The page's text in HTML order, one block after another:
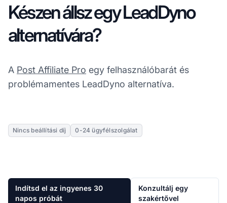
Készen állsz egy LeadDyno
alternatívára?
A Post Affiliate Pro egy felhasználóbarát és
problémamentes LeadDyno alternatíva.
Nincs beállítási díj 0-24 ügyfélszolgálat
Indítsd el az ingyenes 30
napos próbát
Konzultálj egy
szakértővel